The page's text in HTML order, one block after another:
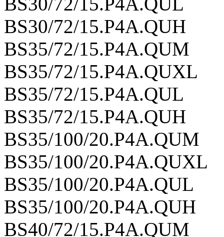
BS30/72/15.P4A.QUH
BS35/72/15.P4A.QUM
BS35/72/15.P4A.QUXL
BS35/72/15.P4A.QUL
BS35/72/15.P4A.QUH
BS35/100/20.P4A.QUM
BS35/100/20.P4A.QUXL
BS35/100/20.P4A.QUL
BS35/100/20.P4A.QUH
BS40/72/15.P4A.QUM